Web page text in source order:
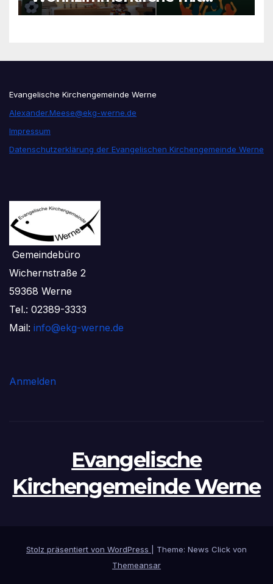
unseren Konfis
Evangelische Kirchengemeinde Werne
Alexander.Meese@ekg-werne.de
Impressum
Datenschutzerklärung der Evangelischen Kirchengemeinde Werne
Gemeindebüro
Wichernstraße 2
59368 Werne
Tel.: 02389-3333
Mail: info@ekg-werne.de
Anmelden
Evangelische
Kirchengemeinde Werne
Stolz präsentiert von WordPress
Theme: News Click von
Themeansar